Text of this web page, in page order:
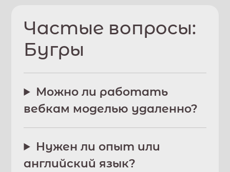
Частые вопросы:
Бугры
Можно ли работать
вебкам моделью удаленно?
Нужен ли опыт или
английский язык?